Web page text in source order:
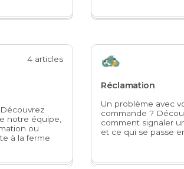
4 articles
notre équipe,
ou
à la ferme
Réclamation
Un problème avec
commande ?
comment signaler
et ce qui se passe